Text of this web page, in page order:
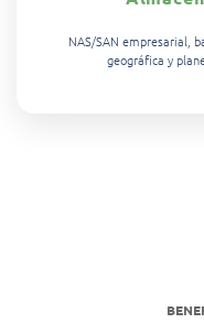
NAS/SAN empresarial,
geográfica y